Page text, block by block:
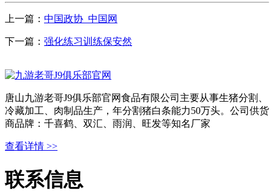
上一篇： 中国政协_中国网
下一篇： 强化练习训练保安然
唐山九游老哥J9俱乐部官网食品有限公司主要从事生猪分割、
冷藏加工、肉制品生产，年分割猪白条能力50万头。公司供货
商品牌：千喜鹤、双汇、雨润、旺发等知名厂家
查看详情 >>
联系信息